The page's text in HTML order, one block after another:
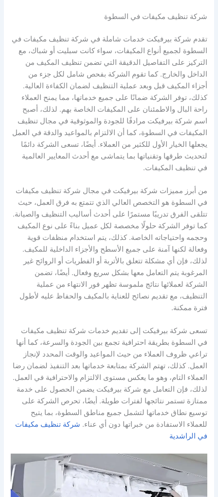
شركة تنظيف مكيفات في السطوة
تقدم شركة بيرفيكت خدمات شاملة في شركة تنظيف مكيفات في
السطوة لجميع أنواع المكيفات، سواء كانت سبليت أو شباك، مع
التركيز على التفاصيل الدقيقة التي تضمن تنظيف المكيف من
الداخل والخارج. كما تقوم الشركة بفحص شامل لكل جزء من
أجزاء المكيف قبل وبعد عملية التنظيف لضمان الكفاءة العالية.
كذلك، توفر الشركة ضمانًا على جميع خدماتها، مما يمنح العملاء
راحة البال والاطمئنان على المكيفات الخاصة بهم. لذلك، أصبح
اسم شركة بيرفيكت مرادفًا للجودة والموثوقية في مجال تنظيف
المكيفات في السطوة، كما أن الالتزام بالمواعيد والدقة في العمل
يجعلها الخيار الأول للكثير من العملاء. أيضًا، تسعى الشركة دائمًا
لتحديث طرقها وتقنياتها بما يتماشى مع أحدث المعايير العالمية
في تنظيف المكيفات.
من أبرز مميزات شركة بيرفيكت في مجال شركة تنظيف مكيفات
في السطوة هو التخصص العالي الذي تتمتع به فرق العمل، حيث
تتلقى الفرق تدريبًا مستمرًا على أحدث أساليب التنظيف والصيانة.
كما توفر الشركة حلولًا مخصصة لكل عميل بناءً على نوع المكيف
وحجمه واحتياجاته الخاصة. كذلك، يتم استخدام منظفات قوية
وفعالة لكنها آمنة على جميع الأسطح والأجزاء الداخلية للمكيف.
لذلك، فإن أي مشكلة تتعلق بالأتربة أو الفطريات أو الروائح غير
المرغوبة يتم التعامل معها بشكل سريع وفعال. أيضًا، تضمن
الشركة لعملائها نتائج ملموسة تظهر فور الانتهاء من عملية
التنظيف، مع تقديم نصائح للعناية بالمكيف والحفاظ عليه لأطول
فترة ممكنة.
تسعى شركة بيرفيكت إلى تقديم خدمات شركة تنظيف مكيفات
في السطوة بطريقة احترافية تجمع بين الجودة والسرعة، كما أنها
تراعي ظروف العملاء من حيث المواعيد والوقت المحدد لإنجاز
العمل. كذلك، تهتم الشركة بمتابعة خدماتها بعد التنفيذ لضمان رضا
العملاء التام، وهو ما يعكس مستوى الالتزام والاحترافية في العمل.
لذلك، فإن التعامل مع شركة بيرفيكت يضمن الحصول على خدمة
ممتازة تستمر نتائجها لفترات طويلة. أيضًا، تحرص الشركة على
توسيع نطاق خدماتها لتشمل جميع مناطق السطوة، بما يتيح
للعملاء الاستفادة من خبراتها دون أي عناء. شركة تنظيف مكيفات
في الراشدية